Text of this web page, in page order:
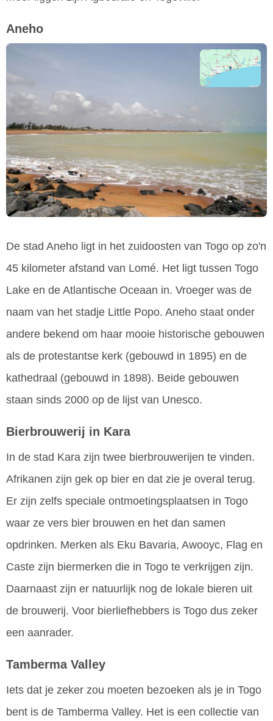
Aneho
De stad Aneho ligt in het zuidoosten van Togo op zo'n
45 kilometer afstand van Lomé. Het ligt tussen Togo
Lake en de Atlantische Oceaan in. Vroeger was de
naam van het stadje Little Popo. Aneho staat onder
andere bekend om haar mooie historische gebouwen
als de protestantse kerk (gebouwd in 1895) en de
kathedraal (gebouwd in 1898). Beide gebouwen
staan sinds 2000 op de lijst van Unesco.
Bierbrouwerij in Kara
In de stad Kara zijn twee bierbrouwerijen te vinden.
Afrikanen zijn gek op bier en dat zie je overal terug.
Er zijn zelfs speciale ontmoetingsplaatsen in Togo
waar ze vers bier brouwen en het dan samen
opdrinken. Merken als Eku Bavaria, Awooyc, Flag en
Caste zijn biermerken die in Togo te verkrijgen zijn.
Daarnaast zijn er natuurlijk nog de lokale bieren uit
de brouwerij. Voor bierliefhebbers is Togo dus zeker
een aanrader.
Tamberma Valley
Iets dat je zeker zou moeten bezoeken als je in Togo
bent is de Tamberma Valley. Het is een collectie van